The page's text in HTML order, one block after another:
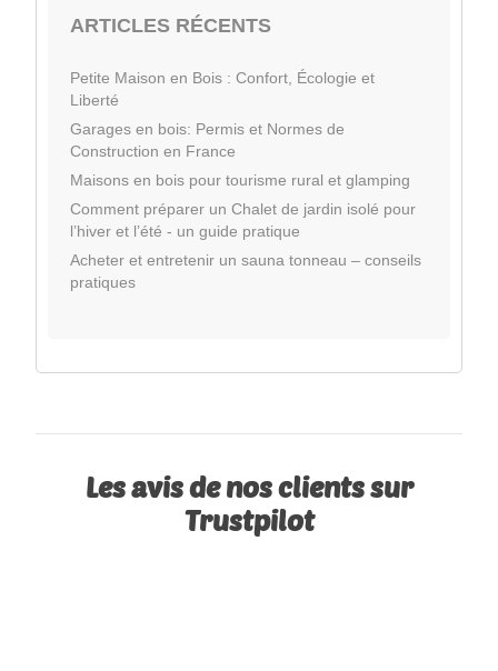
ARTICLES RÉCENTS
Petite Maison en Bois : Confort, Écologie et
Liberté
Garages en bois: Permis et Normes de
Construction en France
Maisons en bois pour tourisme rural et glamping
Comment préparer un Chalet de jardin isolé pour
l’hiver et l’été - un guide pratique
Acheter et entretenir un sauna tonneau – conseils
pratiques
Les avis de nos clients sur
Trustpilot